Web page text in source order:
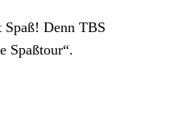
Denn TBS
Spaßtour“.